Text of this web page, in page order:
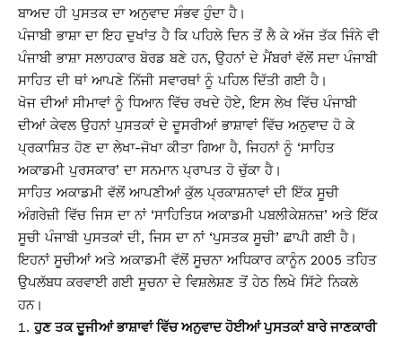
ਬਾਅਦ ਹੀ ਪੁਸਤਕ ਦਾ ਅਨੁਵਾਦ ਸੰਭਵ ਹੁੰਦਾ ਹੈ।
ਪੰਜਾਬੀ ਭਾਸ਼ਾ ਦਾ ਇਹ ਦੁਖਾਂਤ ਹੈ ਕਿ ਪਹਿਲੇ ਦਿਨ ਤੋਂ ਲੈ ਕੇ ਅੱਜ ਤੱਕ ਜਿੰਨੇ ਵੀ
ਪੰਜਾਬੀ ਭਾਸ਼ਾ ਸਲਾਹਕਾਰ ਬੋਰਡ ਬਣੇ ਹਨ, ਉਹਨਾਂ ਦੇ ਮੈਂਬਰਾਂ ਵੱਲੋਂ ਸਦਾ ਪੰਜਾਬੀ
ਸਾਹਿਤ ਦੀ ਥਾਂ ਆਪਣੇ ਨਿੱਜੀ ਸਵਾਰਥਾਂ ਨੂੰ ਪਹਿਲ ਦਿੱਤੀ ਗਈ ਹੈ।
ਖੋਜ ਦੀਆਂ ਸੀਮਾਵਾਂ ਨੂੰ ਧਿਆਨ ਵਿੱਚ ਰਖਦੇ ਹੋਏ, ਇਸ ਲੇਖ ਵਿੱਚ ਪੰਜਾਬੀ
ਦੀਆਂ ਕੇਵਲ ਉਹਨਾਂ ਪੁਸਤਕਾਂ ਦੇ ਦੂਸਰੀਆਂ ਭਾਸ਼ਾਵਾਂ ਵਿੱਚ ਅਨੁਵਾਦ ਹੋ ਕੇ
ਪ੍ਰਕਾਸ਼ਿਤ ਹੋਣ ਦਾ ਲੇਖਾ-ਜੋਖਾ ਕੀਤਾ ਗਿਆ ਹੈ, ਜਿਹਨਾਂ ਨੂੰ ‘ਸਾਹਿਤ
ਅਕਾਡਮੀ ਪੁਰਸਕਾਰ’ ਦਾ ਸਨਮਾਨ ਪ੍ਰਾਪਤ ਹੋ ਚੁੱਕਾ ਹੈ।
ਸਾਹਿਤ ਅਕਾਡਮੀ ਵੱਲੋਂ ਆਪਣੀਆਂ ਕੁੱਲ ਪ੍ਰਕਾਸ਼ਨਾਵਾਂ ਦੀ ਇੱਕ ਸੂਚੀ
ਅੰਗਰੇਜ਼ੀ ਵਿੱਚ ਜਿਸ ਦਾ ਨਾਂ ‘ਸਾਹਿਤਿਯ ਅਕਾਡਮੀ ਪਬਲੀਕੇਸ਼ਨਜ਼’ ਅਤੇ ਇੱਕ
ਸੂਚੀ ਪੰਜਾਬੀ ਪੁਸਤਕਾਂ ਦੀ, ਜਿਸ ਦਾ ਨਾਂ ‘ਪੁਸਤਕ ਸੂਚੀ’ ਛਾਪੀ ਗਈ ਹੈ।
ਇਹਨਾਂ ਸੂਚੀਆਂ ਅਤੇ ਅਕਾਡਮੀ ਵੱਲੋਂ ਸੂਚਨਾ ਅਧਿਕਾਰ ਕਾਨੂੰਨ 2005 ਤਹਿਤ
ਉਪਲੱਬਧ ਕਰਵਾਈ ਗਈ ਸੂਚਨਾ ਦੇ ਵਿਸ਼ਲੇਸ਼ਣ ਤੋਂ ਹੇਠ ਲਿਖੇ ਸਿੱਟੇ ਨਿਕਲੇ
ਹਨ।
ਹੁਣ ਤਕ ਦੂਜੀਆਂ ਭਾਸ਼ਾਵਾਂ ਵਿੱਚ ਅਨੁਵਾਦ ਹੋਈਆਂ ਪੁਸਤਕਾਂ ਬਾਰੇ ਜਾਣਕਾਰੀ